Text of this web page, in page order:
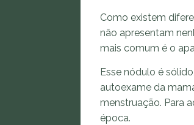
Como existem
não apresentam
mais comum é o
Esse nódulo é
autoexame da
menstruação. Para
época.